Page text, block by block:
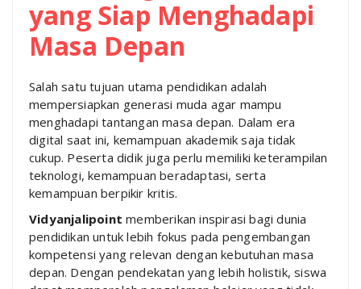
yang Siap Menghadapi
Masa Depan
Salah satu tujuan utama pendidikan adalah
mempersiapkan generasi muda agar mampu
menghadapi tantangan masa depan. Dalam era
digital saat ini, kemampuan akademik saja tidak
cukup. Peserta didik juga perlu memiliki keterampilan
teknologi, kemampuan beradaptasi, serta
kemampuan berpikir kritis.
Vidyanjalipoint memberikan inspirasi bagi dunia
pendidikan untuk lebih fokus pada pengembangan
kompetensi yang relevan dengan kebutuhan masa
depan. Dengan pendekatan yang lebih holistik, siswa